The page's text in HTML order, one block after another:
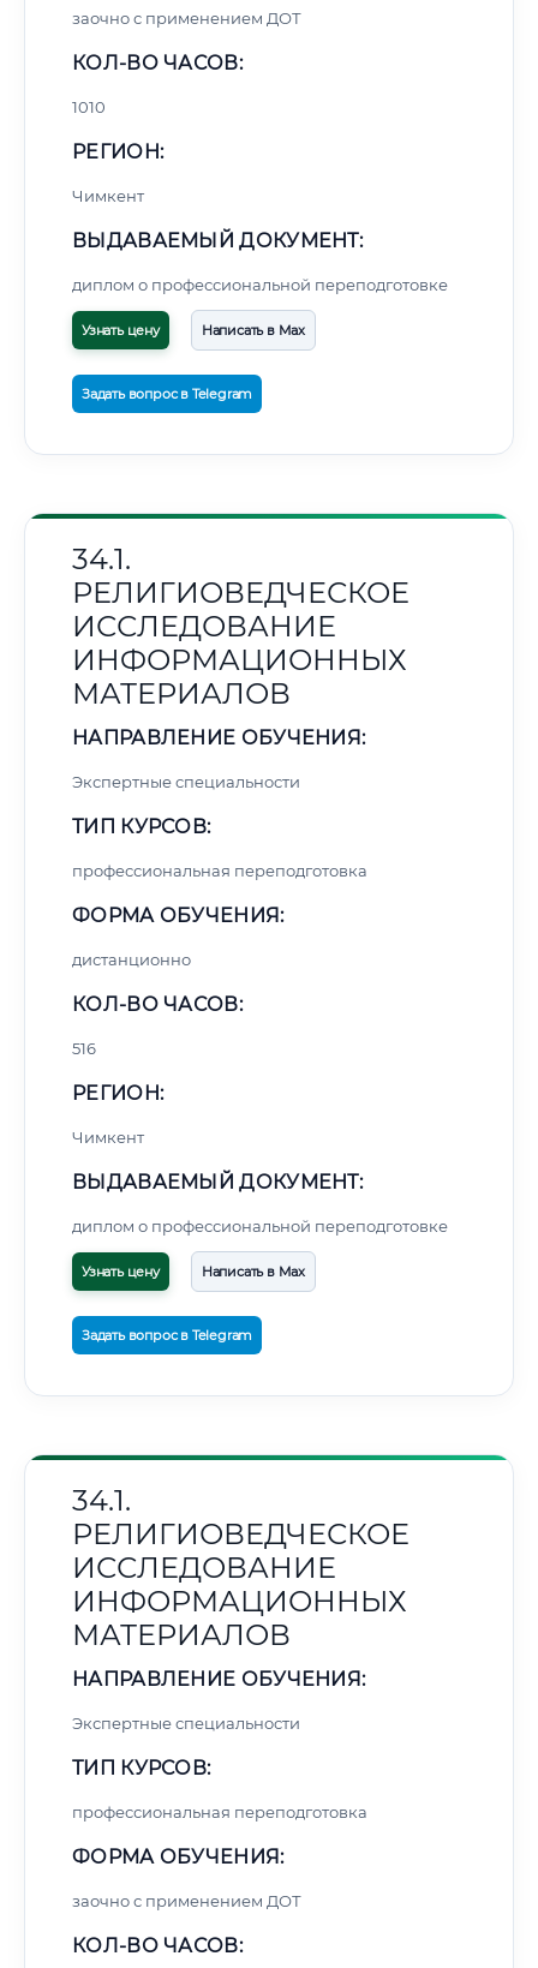
заочно с применением ДОТ
КОЛ-ВО ЧАСОВ:
1010
РЕГИОН:
Чимкент
ВЫДАВАЕМЫЙ ДОКУМЕНТ:
диплом о профессиональной переподготовке
Узнать цену Написать в Max
Задать вопрос в Telegram
34.1.
РЕЛИГИОВЕДЧЕСКОЕ
ИССЛЕДОВАНИЕ
ИНФОРМАЦИОННЫХ
МАТЕРИАЛОВ
НАПРАВЛЕНИЕ ОБУЧЕНИЯ:
Экспертные специальности
ТИП КУРСОВ:
профессиональная переподготовка
ФОРМА ОБУЧЕНИЯ:
дистанционно
КОЛ-ВО ЧАСОВ:
516
РЕГИОН:
Чимкент
ВЫДАВАЕМЫЙ ДОКУМЕНТ:
диплом о профессиональной переподготовке
Узнать цену Написать в Max
Задать вопрос в Telegram
34.1.
РЕЛИГИОВЕДЧЕСКОЕ
ИССЛЕДОВАНИЕ
ИНФОРМАЦИОННЫХ
МАТЕРИАЛОВ
НАПРАВЛЕНИЕ ОБУЧЕНИЯ:
Экспертные специальности
ТИП КУРСОВ:
профессиональная переподготовка
ФОРМА ОБУЧЕНИЯ:
заочно с применением ДОТ
КОЛ-ВО ЧАСОВ: